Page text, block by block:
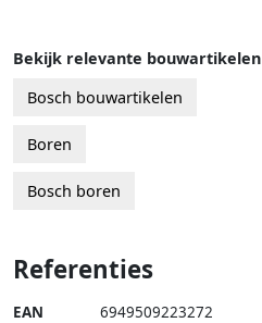
Bekijk relevante bouwartikelen
Bosch bouwartikelen
Boren
Bosch boren
Referenties
EAN 6949509223272